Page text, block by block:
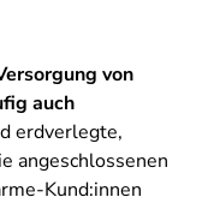
von
auch
erdverlegte,
angeschlossenen
Kund:innen